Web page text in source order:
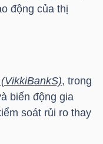
động của thị
, trong
biến động gia
soát rủi ro thay